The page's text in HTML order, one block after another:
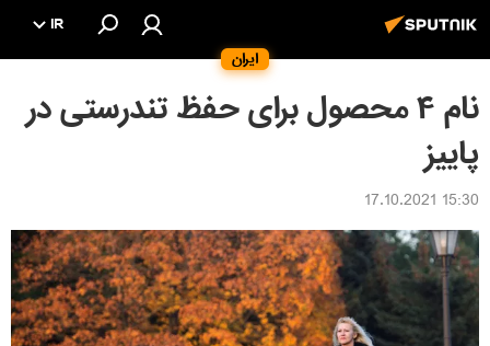
ایران
IR
نام ۴ محصول برای حفظ تندرستی در
پاییز
15:30 17.10.2021